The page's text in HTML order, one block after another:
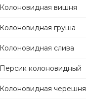
Колоновидная вишня
Колоновидная груша
Колоновидная слива
Персик колоновидный
Колоновидная черешня